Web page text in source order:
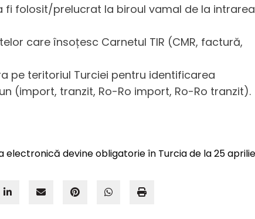
fi folosit/prelucrat la biroul vamal de la intrarea
care însoțesc Carnetul TIR (CMR, factură,
pe teritoriul Turciei pentru identificarea
(import, tranzit, Ro-Ro import, Ro-Ro tranzit).